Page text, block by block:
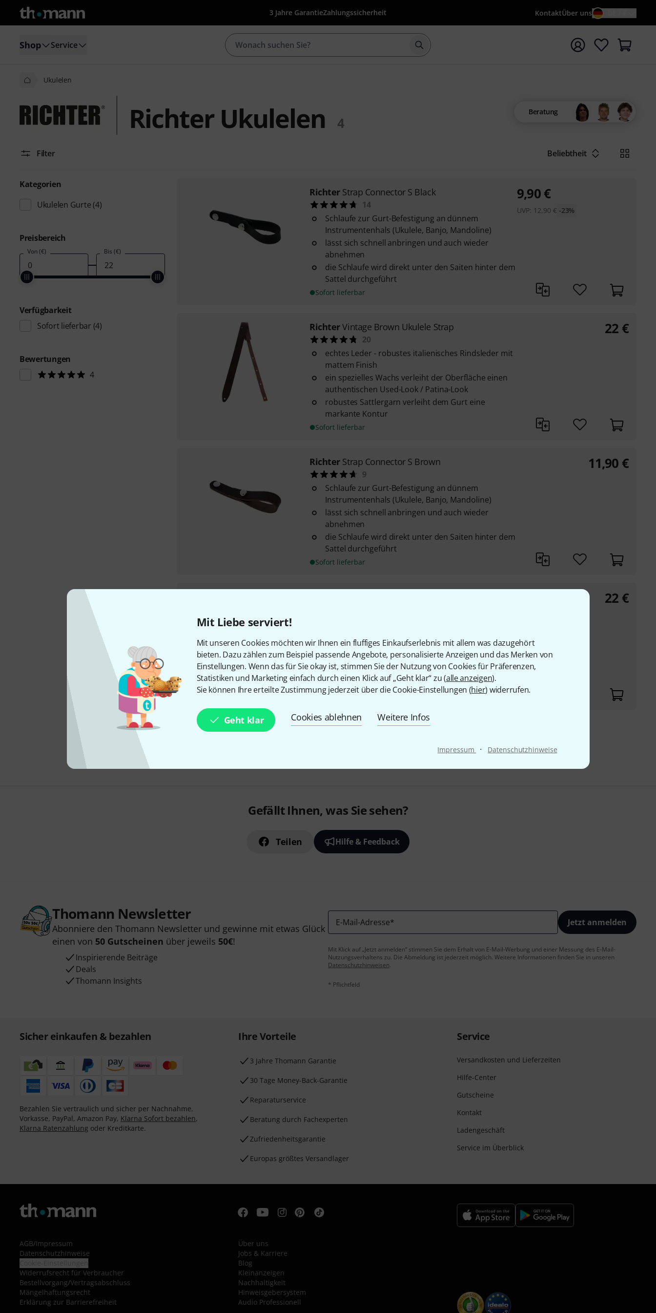
Mit Liebe serviert!
Mit unseren Cookies möchten wir Ihnen ein fluffiges Einkaufserlebnis mit allem was dazugehört
bieten. Dazu zählen zum Beispiel passende Angebote, personalisierte Anzeigen und das Merken von
Einstellungen. Wenn das für Sie okay ist, stimmen Sie der Nutzung von Cookies für Präferenzen,
Statistiken und Marketing einfach durch einen Klick auf „Geht klar“ zu (alle anzeigen).
Sie können Ihre erteilte Zustimmung jederzeit über die Cookie-Einstellungen (hier) widerrufen.
Geht klar Cookies ablehnen Weitere Infos
Impressum · Datenschutzhinweise
3 Jahre GarantieZahlungssicherheit KontaktÜber uns
Shop Service Suche mit Suchwort {searchTerm} starten
Ukulelen
Richter Ukulelen 4
Beratung
Filter Beliebtheit
Kategorien
Ukulelen Gurte (4)
Preisbereich
Von (€) Bis (€)
Verfügbarkeit
Sofort lieferbar (4)
Bewertungen
4
Richter Strap Connector S Black
14
Schlaufe zur Gurt-Befestigung an dünnem
Instrumentenhals (Ukulele, Banjo, Mandoline)
lässt sich schnell anbringen und auch wieder
abnehmen
die Schlaufe wird direkt unter den Saiten hinter dem
Sattel durchgeführt
Sofort lieferbar
9,90€
UVP: 12,90 € -23%
RichterVintage Brown Ukulele Strap
20
echtes Leder - robustes italienisches Rindsleder mit
mattem Finish
ein spezielles Wachs verleiht der Oberfläche einen
authentischen Used-Look / Patina-Look
robustes Sattlergarn verleiht dem Gurt eine
markante Kontur
Sofort lieferbar
22 €
Richter Strap Connector S Brown
9
Schlaufe zur Gurt-Befestigung an dünnem
Instrumentenhals (Ukulele, Banjo, Mandoline)
lässt sich schnell anbringen und auch wieder
abnehmen
die Schlaufe wird direkt unter den Saiten hinter dem
Sattel durchgeführt
Sofort lieferbar
11,90 €
ein spezielles Wachs verleiht der Oberfläche einen
authentischen Used-Look / Patina-Look
robustes Sattlergarn verleiht dem Gurt eine
markante Kontur
Sofort lieferbar
22 €
Gefällt Ihnen, was Sie sehen?
Teilen Hilfe & Feedback
Thomann Newsletter
Abonniere den Thomann Newsletter und gewinne mit etwas Glück
einen von 50 Gutscheinen über jeweils 50€!
Inspirierende Beiträge
Deals
Thomann Insights
E-Mail-Adresse* Jetzt anmelden
Mit Klick auf „Jetzt anmelden“ stimmen Sie dem Erhalt von E-Mail-Werbung und einer Messung des E-Mail-
Nutzungsverhaltens zu. Die Abmeldung ist jederzeit möglich. Weitere Informationen finden Sie in unseren
Datenschutzhinweisen.
* Pflichtfeld
Sicher einkaufen & bezahlen
Bezahlen Sie vertraulich und sicher per Nachnahme,
Vorkasse, PayPal, Amazon Pay, Klarna Sofort bezahlen,
Klarna Ratenzahlung oder Kreditkarte.
Ihre Vorteile
3 Jahre Thomann Garantie
30 Tage Money-Back-Garantie
Reparaturservice
Beratung durch Fachexperten
Zufriedenheitsgarantie
Europas größtes Versandlager
Service
Versandkosten und Lieferzeiten
Hilfe-Center
Gutscheine
Kontakt
Ladengeschäft
Service im Überblick
AGB/Impressum
Datenschutzhinweise
Widerrufsrecht für Verbraucher
Bestellvorgang/Vertragsabschluss
Mängelhaftungsrecht
Erklärung zur Barrierefreiheit
Über uns
Jobs & Karriere
Blog
Kleinanzeigen
Nachhaltigkeit
Hinweisgebersystem
Audio Professionell